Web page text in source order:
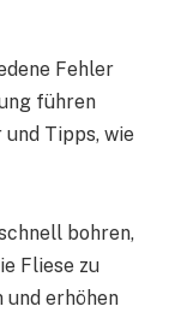
Fehler
führen
Tipps, wie
bohren,
Fliese zu
und erhöhen